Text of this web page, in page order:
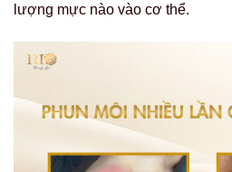
lượng mực nào vào cơ thể.